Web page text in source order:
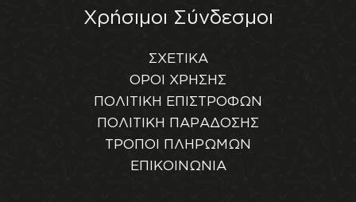
Χρήσιμοι Σύνδεσμοι
ΣΧΕΤΙΚΑ
ΟΡΟΙ ΧΡΗΣΗΣ
ΠΟΛΙΤΙΚΗ ΕΠΙΣΤΡΟΦΩΝ
ΠΟΛΙΤΙΚΗ ΠΑΡΑΔΟΣΗΣ
ΤΡΟΠΟΙ ΠΛΗΡΩΜΩΝ
ΕΠΙΚΟΙΝΩΝΙΑ